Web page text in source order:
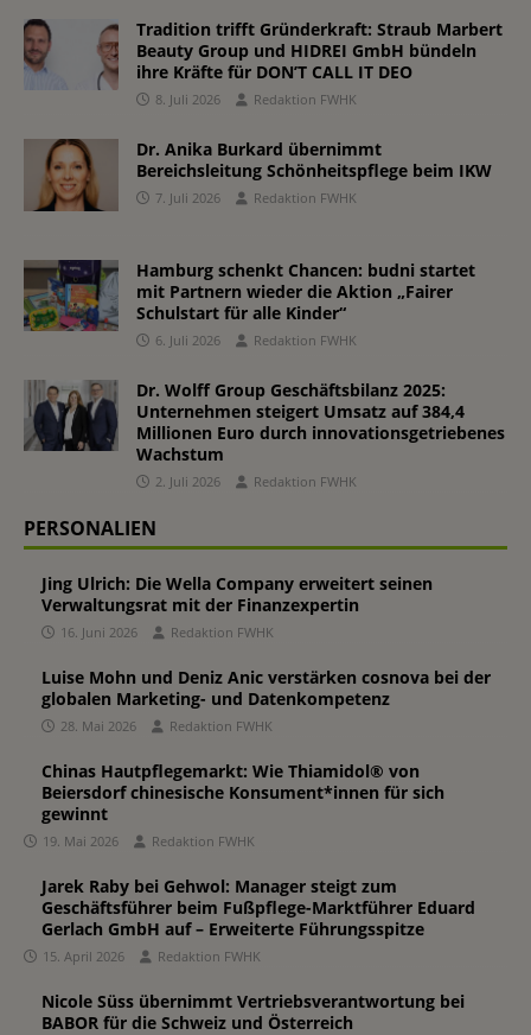
Tradition trifft Gründerkraft: Straub Marbert
Beauty Group und HIDREI GmbH bündeln
ihre Kräfte für DON’T CALL IT DEO
8. Juli 2026 Redaktion FWHK
Dr. Anika Burkard übernimmt
Bereichsleitung Schönheitspflege beim IKW
7. Juli 2026 Redaktion FWHK
Hamburg schenkt Chancen: budni startet
mit Partnern wieder die Aktion „Fairer
Schulstart für alle Kinder“
6. Juli 2026 Redaktion FWHK
Dr. Wolff Group Geschäftsbilanz 2025:
Unternehmen steigert Umsatz auf 384,4
Millionen Euro durch innovationsgetriebenes
Wachstum
2. Juli 2026 Redaktion FWHK
PERSONALIEN
Jing Ulrich: Die Wella Company erweitert seinen
Verwaltungsrat mit der Finanzexpertin
16. Juni 2026 Redaktion FWHK
Luise Mohn und Deniz Anic verstärken cosnova bei der
globalen Marketing- und Datenkompetenz
28. Mai 2026 Redaktion FWHK
Chinas Hautpflegemarkt: Wie Thiamidol® von
Beiersdorf chinesische Konsument*innen für sich
gewinnt
19. Mai 2026 Redaktion FWHK
Jarek Raby bei Gehwol: Manager steigt zum
Geschäftsführer beim Fußpflege-Marktführer Eduard
Gerlach GmbH auf – Erweiterte Führungsspitze
15. April 2026 Redaktion FWHK
Nicole Süss übernimmt Vertriebsverantwortung bei
BABOR für die Schweiz und Österreich